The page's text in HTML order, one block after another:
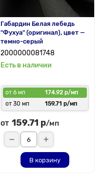
Габардин Белая лебедь
"Фухуа" (оригинал), цвет —
темно-серый
2000000081748
Есть в наличии
от 6 мп
174.92 р/мп
от 30 мп
159.71 р/мп
от 159.71 р/мп
В корзину